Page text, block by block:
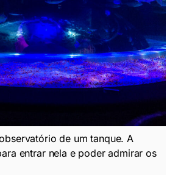
de um tanque. A
entrar nela e poder admirar os